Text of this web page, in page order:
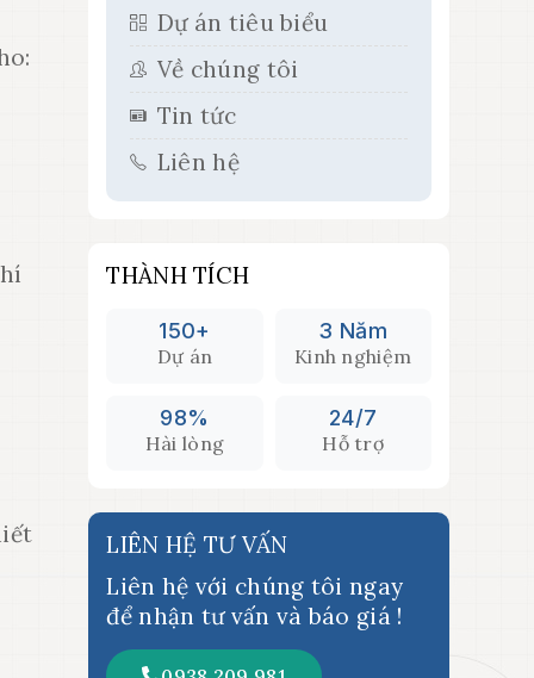
Dự án tiêu biểu
Về chúng tôi
Tin tức
Liên hệ
THÀNH TÍCH
150+
Dự án
3 Năm
Kinh nghiệm
98%
Hài lòng
24/7
Hỗ trợ
LIÊN HỆ TƯ VẤN
Liên hệ với chúng tôi ngay
để nhận tư vấn và báo giá !